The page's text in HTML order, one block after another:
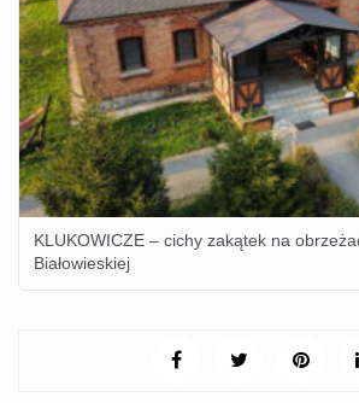
KLUKOWICZE – cichy zakątek na
Białowieskiej